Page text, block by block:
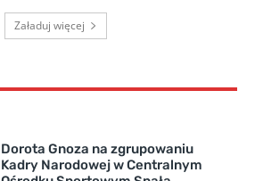
Załaduj więcej
Dorota Gnoza na zgrupowaniu
Kadry Narodowej w Centralnym